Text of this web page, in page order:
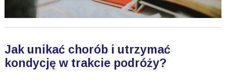
Jak unikać chorób i utrzymać
kondycję w trakcie podróży?